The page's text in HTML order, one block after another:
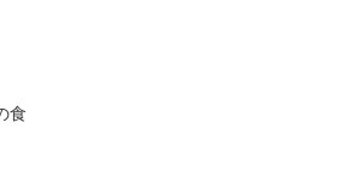
食